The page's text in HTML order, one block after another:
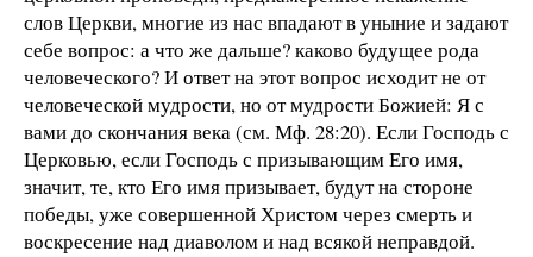
слов Церкви, многие из нас впадают в уныние и задают
себе вопрос: а что же дальше? каково будущее рода
человеческого? И ответ на этот вопрос исходит не от
человеческой мудрости, но от мудрости Божией: Я с
вами до скончания века (см. Мф. 28:20). Если Господь с
Церковью, если Господь с призывающим Его имя,
значит, те, кто Его имя призывает, будут на стороне
победы, уже совершенной Христом через смерть и
воскресение над диаволом и над всякой неправдой.